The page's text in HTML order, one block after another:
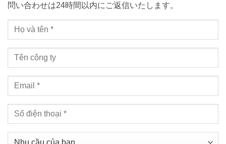
問い合わせは24時間以内にご返信いたします。